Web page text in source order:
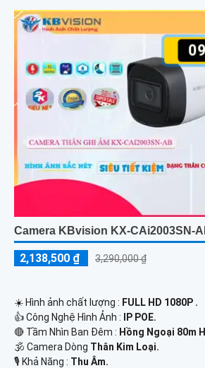
Camera KBvision KX-CAi2003SN-
2,138,500 ₫ 3,290,000 ₫
☀️ Hình ảnh chất lượng : FULL HD 1080P .
👍 Công Nghệ Hình Ảnh :
IP POE.
🔴 Tầm Nhìn Ban Đêm : Hồng Ngoại 80m
🕉️ Camera Dòng Thân Kim Loại.
️🎙 Khả Năng : Thu Âm.